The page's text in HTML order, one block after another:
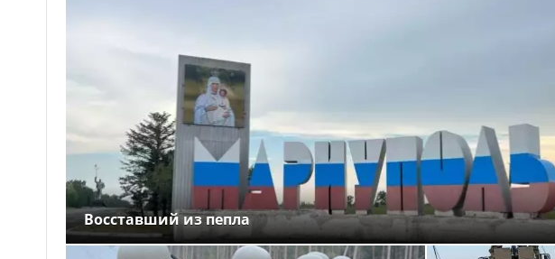
Восставший из пепла